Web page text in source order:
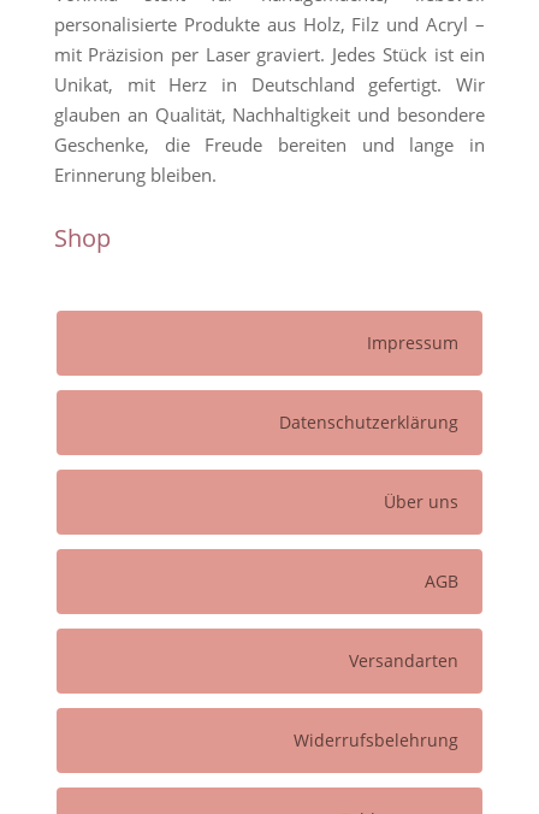
personalisierte Produkte aus Holz, Filz und Acryl –
mit Präzision per Laser graviert. Jedes Stück ist ein
Unikat, mit Herz in Deutschland gefertigt. Wir
glauben an Qualität, Nachhaltigkeit und besondere
Geschenke, die Freude bereiten und lange in
Erinnerung bleiben.
Shop
Impressum
Datenschutzerklärung
Über uns
AGB
Versandarten
Widerrufsbelehrung